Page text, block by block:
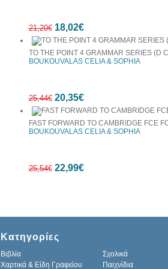
21,20€ 18,02€
TO THE POINT 4 GRAMMAR SERIES (D
BOUKOUVALAS CELIA & SOPHIA
25,44€ 20,35€
FAST FORWARD TO CAMBRIDGE FCE
BOUKOUVALAS CELIA & SOPHIA
25,54€ 22,99€
Κατηγορίες
Βιβλία
Σχολικά
Χαρτικά & Είδη Γραφείου
Παιχνίδια